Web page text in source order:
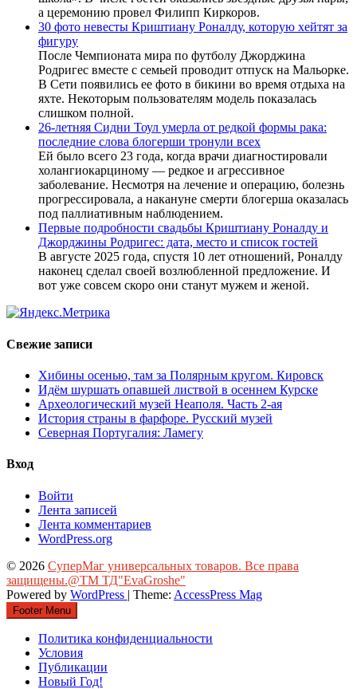
а церемонию провел Филипп Киркоров.
30 фото невесты Криштиану Роналду, которую хейтят за
фигуру
После Чемпионата мира по футболу Джорджина
Родригес вместе с семьей проводит отпуск на Мальорке.
В Сети появились ее фото в бикини во время отдыха на
яхте. Некоторым пользователям модель показалась
слишком полной.
26-летняя Сидни Тоул умерла от редкой формы рака:
последние слова блогерши тронули всех
Ей было всего 23 года, когда врачи диагностировали
холангиокарциному — редкое и агрессивное
заболевание. Несмотря на лечение и операцию, болезнь
прогрессировала, а накануне смерти блогерша оказалась
под паллиативным наблюдением.
Первые подробности свадьбы Криштиану Роналду и
Джорджины Родригес: дата, место и список гостей
В августе 2025 года, спустя 10 лет отношений, Роналду
наконец сделал своей возлюбленной предложение. И
вот уже совсем скоро они станут мужем и женой.
Свежие записи
Хибины осенью, там за Полярным кругом. Кировск
Идём шуршать опавшей листвой в осеннем Курске
Археологический музей Неаполя. Часть 2-ая
История страны в фарфоре. Русский музей
Северная Португалия: Ламегу
Вход
Войти
Лента записей
Лента комментариев
WordPress.org
© 2026 СуперМаг универсальных товаров. Все права
защищены.@ТМ ТД"EvaGroshe"
Powered by WordPress | Theme: AccessPress Mag
Footer Menu
Политика конфиденциальности
Условия
Публикации
Новый Год!